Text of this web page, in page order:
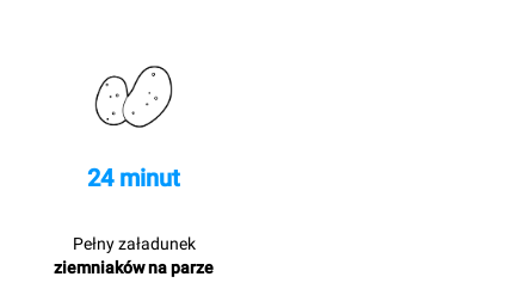
24 minut
Pełny załadunek
ziemniaków na parze